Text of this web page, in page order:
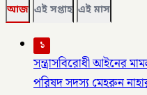
আজ এই সপ্তাহ এই মাস
১
সন্ত্রাসবিরোধী আইনের
পরিষদ সদস্য মেহরুন